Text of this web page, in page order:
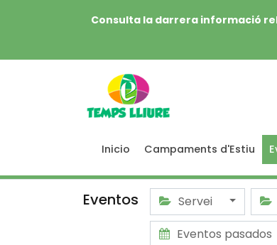
Consulta la darrera informació
Inicio Campaments d'Estiu
Eventos Servei
Eventos pasados